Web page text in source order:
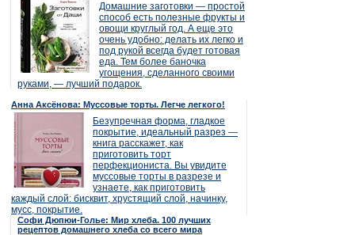
Домашние заготовки — простой
способ есть полезные фрукты и
овощи круглый год. А еще это
очень удобно: делать их легко и
под рукой всегда будет готовая
еда. Тем более баночка
угощения, сделанного своими
руками, — лучший подарок.
Анна Аксёнова: Муссовые торты. Легче легкого!
Безупречная форма, гладкое
покрытие, идеальный разрез —
книга расскажет, как
приготовить торт
перфекциониста. Вы увидите
муссовые торты в разрезе и
узнаете, как приготовить
каждый слой: бисквит, хрустящий слой, начинку,
мусс, покрытие.
Софи Дюпюи-Голье: Мир хлеба. 100 лучших
рецептов домашнего хлеба со всего мира